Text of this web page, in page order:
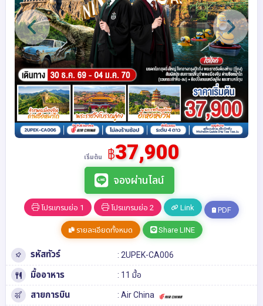
เริ่มต้น ฿37,900
จองผ่านไลน์
โปรแกรมย่อ 1 โปรแกรมย่อ 2 Link PDF
รายละเอียดทั้งหมด Share LINE
รหัสทัวร์ : 2UPEK-CA006
มื้ออาหาร : 11 มื้อ
สายการบิน : Air China